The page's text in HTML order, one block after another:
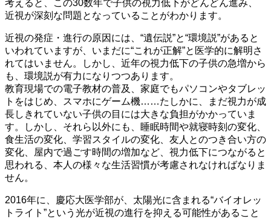
考えると、この30数年で子供の視力低下がどんどん進み、
近視が深刻な問題となっていることがわかります。
近視の発症・進行の原因には、“遺伝説”と“環境説”があると
いわれていますが、いまだに“これが正解”と医学的に解明さ
れてはいません。しかし、近年の視力低下の子供の急増から
も、環境説が有力になりつつあります。
教育現場での電子教材の普及、家庭でもパソコンやタブレッ
トをはじめ、スマホにゲーム機……たしかに、まだ視力が成
長しきれていない子供の目には大きな負担がかかっていま
す。しかし、それら以外にも、睡眠時間や就寝時刻の変化、
食生活の変化、学習スタイルの変化、友人とのつき合い方の
変化、屋内で過ごす時間の増加など、視力低下につながると
思われる、本人の様々な生活習慣が考慮されなければなりま
せん。
2016年に、慶応大医学部が、太陽光に含まれる“バイオレッ
トライト”という光が近視の進行を抑える可能性があること